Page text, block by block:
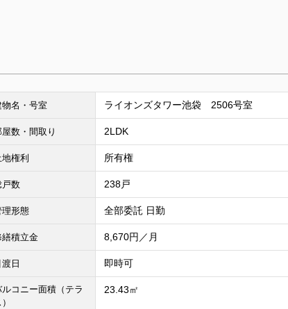
物名・号室 ライオンズタワー池袋 2506号室
屋数・間取り 2LDK
権利 所有権
戸数 238戸
理形態 全部委託 日勤
繕積立金 8,670円／月
渡日 即時可
ルコニー面積（テラ
23.43㎡